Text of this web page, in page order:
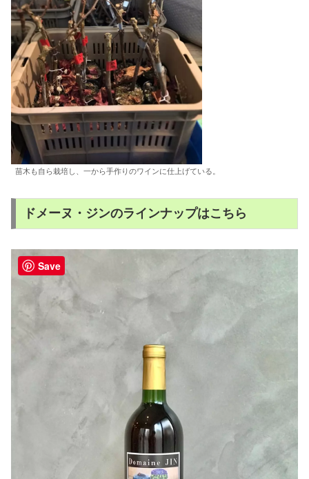
苗木も自ら栽培し、一から手作りのワインに仕上げている。
ドメーヌ・ジンのラインナップはこちら
Save